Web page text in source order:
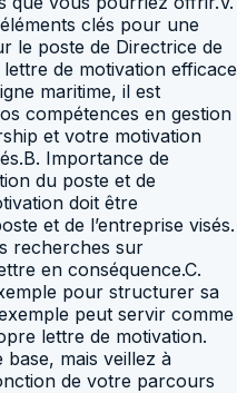
clés pour une
le poste de Directrice de
de motivation efficace
maritime, il est
compétences en gestion
et votre motivation
Importance de
du poste et de
doit être
et de l’entreprise visés.
recherches sur
en conséquence.C.
pour structurer sa
peut servir comme
lettre de motivation.
base, mais veillez à
de votre parcours